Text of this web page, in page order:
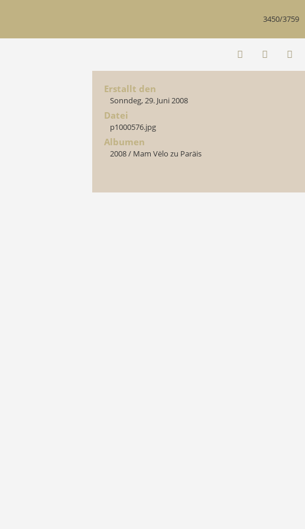
3450/3759
Erstallt den
Sonndeg, 29. Juni 2008
Datei
p1000576.jpg
Albumen
2008/ Mam Vëlo zu Paräis